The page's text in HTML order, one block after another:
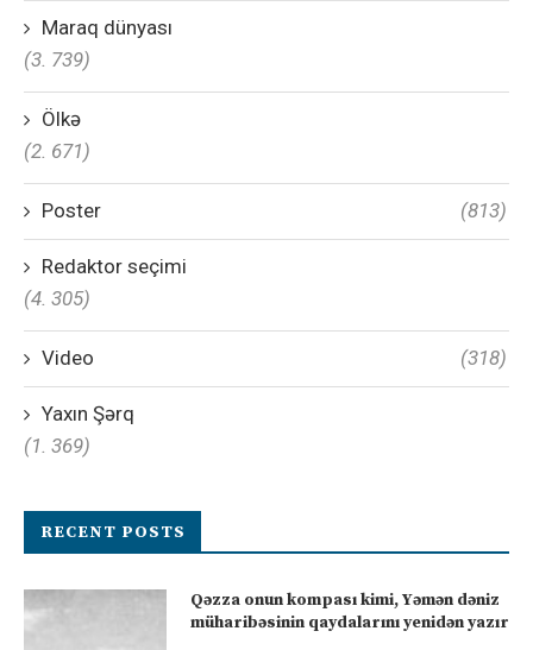
Maraq dünyası
(3. 739)
Ölkə
(2. 671)
Poster (813)
Redaktor seçimi
(4. 305)
Video (318)
Yaxın Şərq
(1. 369)
RECENT POSTS
Qəzza onun kompası kimi, Yəmən dəniz
müharibəsinin qaydalarını yenidən yazır